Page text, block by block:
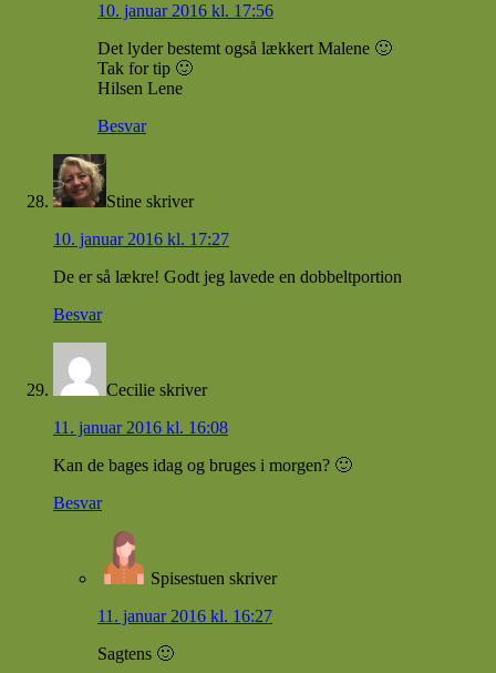
10. januar 2016 kl. 17:56
Det lyder bestemt også lækkert Malene 🙂
Tak for tip 🙂
Hilsen Lene
Besvar
Stine skriver
10. januar 2016 kl. 17:27
De er så lækre! Godt jeg lavede en dobbeltportion
Besvar
Cecilie skriver
11. januar 2016 kl. 16:08
Kan de bages idag og bruges i morgen? 🙂
Besvar
Spisestuen skriver
11. januar 2016 kl. 16:27
Sagtens 🙂